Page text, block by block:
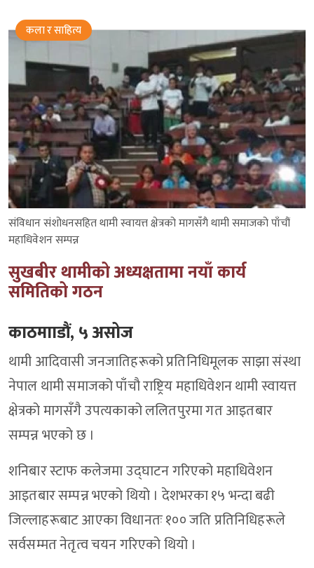
कला र साहित्य
संविधान संशोधनसहित थामी स्वायत्त क्षेत्रको मागसँगै थामी समाजको पाँचौं
महाधिवेशन सम्पन्न
सुखबीर थामीको अध्यक्षतामा नयाँ कार्य
समितिको गठन
काठमााडौं, ५ असोज
थामी आदिवासी जनजातिहरूको प्रतिनिधिमूलक साझा संस्था
नेपाल थामी समाजको पाँचौ राष्ट्रिय महाधिवेशन थामी स्वायत्त
क्षेत्रको मागसँगै उपत्यकाको ललितपुरमा गत आइतबार
सम्पन्न भएको छ ।
शनिबार स्टाफ कलेजमा उद्घाटन गरिएको महाधिवेशन
आइतबार सम्पन्न भएको थियो । देशभरका १५ भन्दा बढी
जिल्लाहरूबाट आएका विधानतः १०० जति प्रतिनिधिहरूले
सर्वसम्मत नेतृत्व चयन गरिएको थियो ।